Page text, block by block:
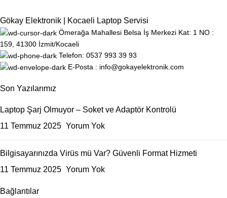
Gökay Elektronik | Kocaeli Laptop Servisi
Ömerağa Mahallesi Belsa İş Merkezi Kat: 1 NO :
159, 41300 İzmit/Kocaeli
Telefon: 0537 993 39 93
E-Posta : info@gokayelektronik.com
Son Yazılarımız
Laptop Şarj Olmuyor – Soket ve Adaptör Kontrolü
11 Temmuz 2025 Yorum Yok
Bilgisayarınızda Virüs mü Var? Güvenli Format Hizmeti
11 Temmuz 2025 Yorum Yok
Bağlantılar